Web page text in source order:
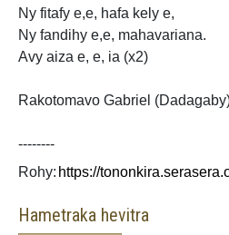
Ny fitafy e,e, hafa kely e,
Ny fandihy e,e, mahavariana.
Avy aiza e, e, ia (x2)
Rakotomavo Gabriel
--------
Rohy:
Hametraka hevitra